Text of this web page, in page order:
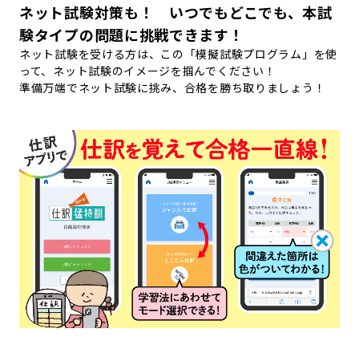
ネット試験対策も！ いつでもどこでも、本試
験タイプの問題に挑戦できます！
ネット試験を受ける方は、この「模擬試験プログラム」を使
って、ネット試験のイメージを掴んでください！
準備万端でネット試験に挑み、合格を勝ち取りましょう！